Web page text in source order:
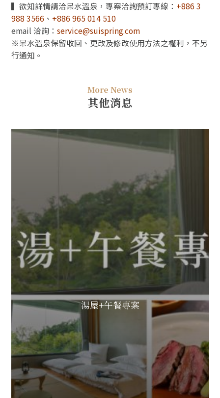
▍欲知詳情請洽呆水溫泉，專案洽詢預訂專線： +886 3
988 3566、 +886 965 014 510
email 洽詢： service@suispring.com
※呆水溫泉保留收回、更改及修改使用方法之權利，不另
行通知。
More News
其他消息
湯屋+午餐專案